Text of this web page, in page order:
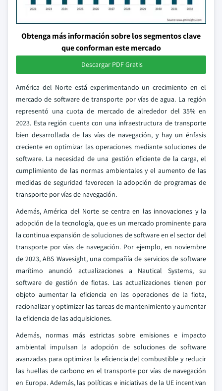
Obtenga más información sobre los segmentos clave
que conforman este mercado
Descargar PDF Gratis
América del Norte está experimentando un crecimiento en el
mercado de software de transporte por vías de agua. La región
representó una cuota de mercado de alrededor del 35% en
2023. Esta región cuenta con una infraestructura de transporte
bien desarrollada de las vías de navegación, y hay un énfasis
creciente en optimizar las operaciones mediante soluciones de
software. La necesidad de una gestión eficiente de la carga, el
cumplimiento de las normas ambientales y el aumento de las
medidas de seguridad favorecen la adopción de programas de
transporte por vías de navegación.
Además, América del Norte se centra en las innovaciones y la
adopción de la tecnología, que es un mercado prominente para
la continua expansión de soluciones de software en el sector del
transporte por vías de navegación. Por ejemplo, en noviembre
de 2023, ABS Wavesight, una compañía de servicios de software
marítimo anunció actualizaciones a Nautical Systems, su
software de gestión de flotas. Las actualizaciones tienen por
objeto aumentar la eficiencia en las operaciones de la flota,
racionalizar y optimizar las tareas de mantenimiento y aumentar
la eficiencia de las adquisiciones.
Además, normas más estrictas sobre emisiones e impacto
ambiental impulsan la adopción de soluciones de software
avanzadas para optimizar la eficiencia del combustible y reducir
las huellas de carbono en el transporte por vías de navegación
en Europa. Además, las políticas e iniciativas de la UE incentivan